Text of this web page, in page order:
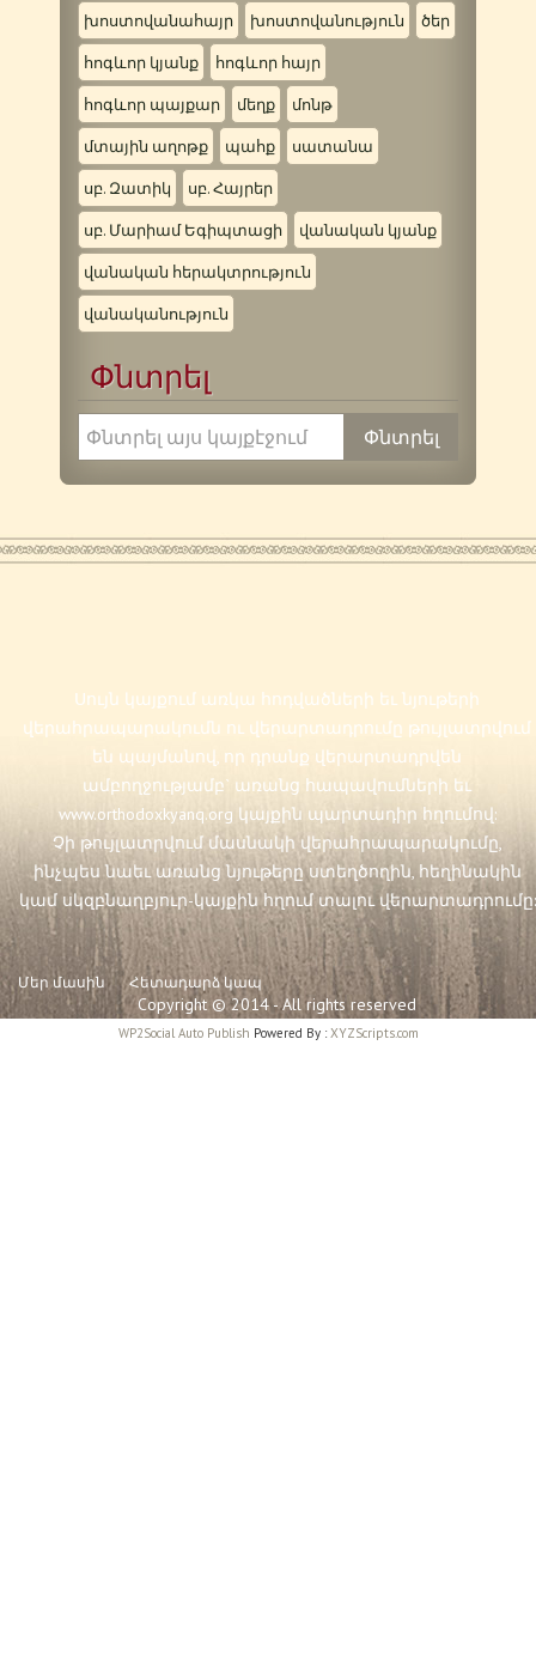
խոստովանահայր խոստովանություն ծեր
հոգևոր կյանք հոգևոր հայր
հոգևոր պայքար մեղք մոնթ
մտային աղոթք պահք սատանա
սբ. Զատիկ սբ. Հայրեր
սբ. Մարիամ Եգիպտացի վանական կյանք
վանական հերակտրություն
վանականություն
Փնտրել
Սույն կայքում առկա հոդվածների եւ նյութերի
վերահրապարակումն ու վերարտադրումը թույլատրվում
են պայմանով, որ դրանք վերարտադրվեն
ամբողջությամբ` առանց հապավումների եւ
www.orthodoxkyanq.org կայքին պարտադիր հղումով:
Չի թույլատրվում մասնակի վերահրապարակումը,
ինչպես նաեւ առանց նյութերը ստեղծողին, հեղինակին
կամ սկզբնաղբյուր-կայքին հղում տալու վերարտադրումը:
Մեր մասին Հետադարձ կապ
Copyright © 2014 - All rights reserved
WP2Social Auto Publish Powered By :XYZScripts.com